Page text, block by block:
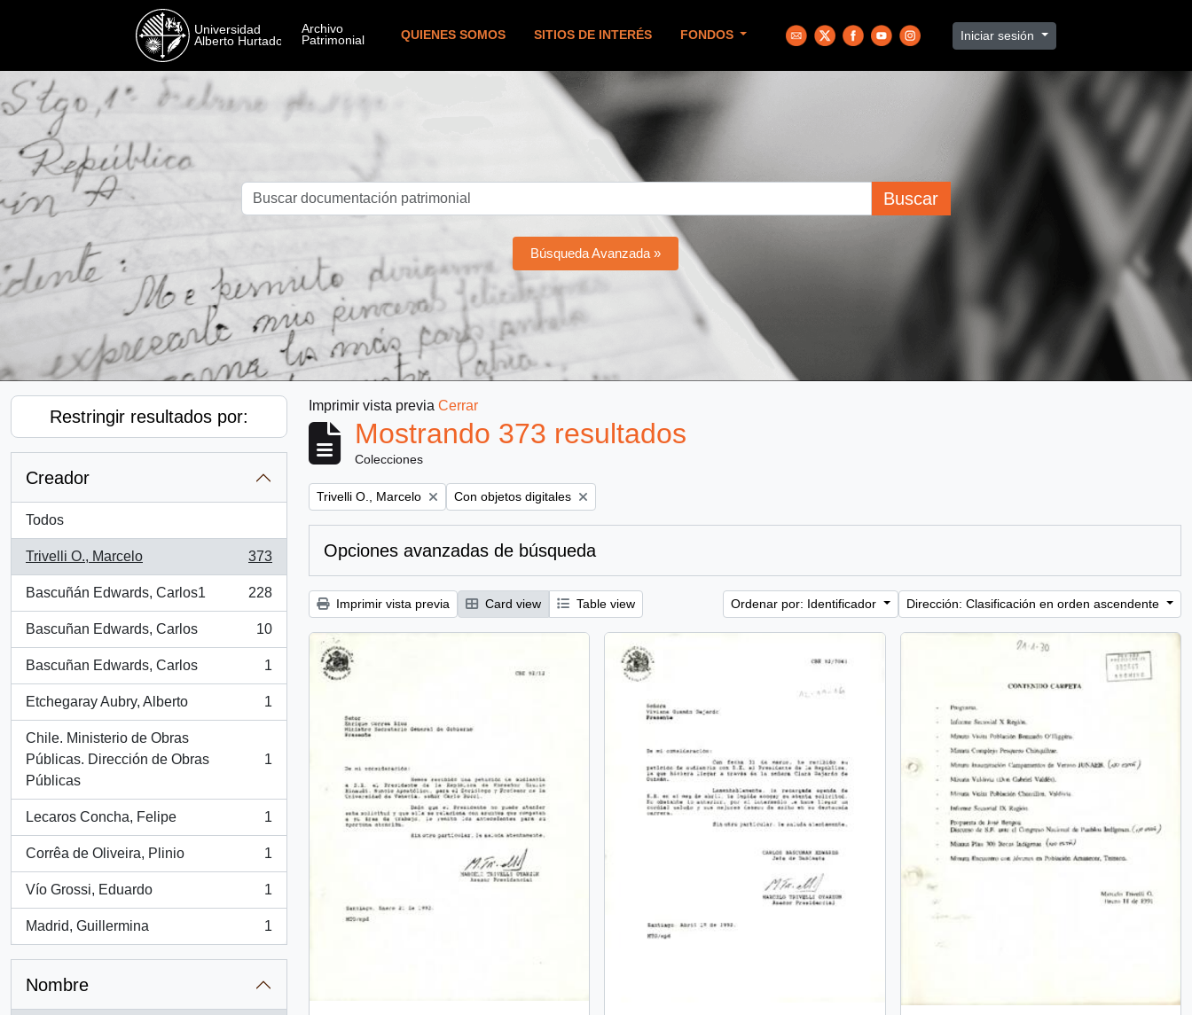
QUIENES SOMOS SITIOS DE INTERÉS FONDOS Iniciar sesión
Buscar
Búsqueda Avanzada »
Restringir resultados por:
Creador
Todos
Trivelli O., Marcelo
, 373 resultados
373
Bascuñán Edwards, Carlos1
, 228 resultados
228
Bascuñan Edwards, Carlos
, 10 resultados
10
Bascuñan Edwards, Carlos
, 1 resultados
1
Etchegaray Aubry, Alberto
, 1 resultados
1
Chile. Ministerio de Obras
Públicas. Dirección de Obras
Públicas
, 1 resultados
1
Lecaros Concha, Felipe
, 1 resultados
1
Corrêa de Oliveira, Plinio
, 1 resultados
1
Vío Grossi, Eduardo
, 1 resultados
1
Madrid, Guillermina
, 1 resultados
1
Nombre
Imprimir vista previa Cerrar
Mostrando 373 resultados
Colecciones
Remove filter:
Trivelli O., Marcelo Remove filter:
Con objetos digitales
Opciones avanzadas de búsqueda
Imprimir vista previa Card view Table view Ordenar por: Identificador Dirección: Clasificación en orden ascendente